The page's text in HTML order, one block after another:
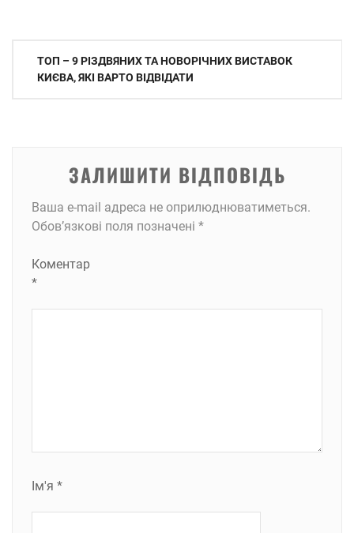
Навігація
записів
ТОП – 9 РІЗДВЯНИХ ТА НОВОРІЧНИХ ВИСТАВОК
КИЄВА, ЯКІ ВАРТО ВІДВІДАТИ
ЗАЛИШИТИ ВІДПОВІДЬ
Ваша e-mail адреса не оприлюднюватиметься.
Обов’язкові поля позначені *
Коментар
*
Ім'я *